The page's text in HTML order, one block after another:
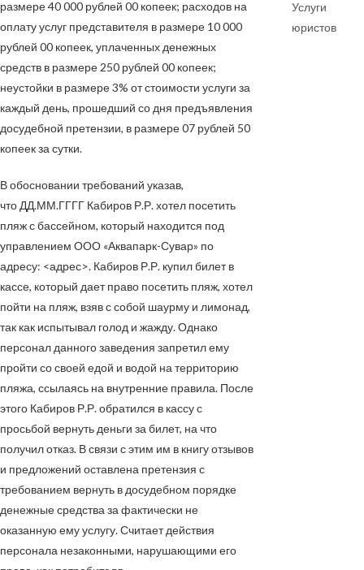
размере 40 000 рублей 00 копеек; расходов на
оплату услуг представителя в размере 10 000
рублей 00 копеек, уплаченных денежных
средств в размере 250 рублей 00 копеек;
неустойки в размере 3% от стоимости услуги за
каждый день, прошедший со дня предъявления
досудебной претензии, в размере 07 рублей 50
копеек за сутки.
В обосновании требований указав,
что ДД.ММ.ГГГГ Кабиров Р.Р. хотел посетить
пляж с бассейном, который находится под
управлением ООО «Аквапарк-Сувар» по
адресу: <адрес>. Кабиров Р.Р. купил билет в
кассе, который дает право посетить пляж, хотел
пойти на пляж, взяв с собой шаурму и лимонад,
так как испытывал голод и жажду. Однако
персонал данного заведения запретил ему
пройти со своей едой и водой на территорию
пляжа, ссылаясь на внутренние правила. После
этого Кабиров Р.Р. обратился в кассу с
просьбой вернуть деньги за билет, на что
получил отказ. В связи с этим им в книгу отзывов
и предложений оставлена претензия с
требованием вернуть в досудебном порядке
денежные средства за фактически не
оказанную ему услугу. Считает действия
персонала незаконными, нарушающими его
Услуги
юристов